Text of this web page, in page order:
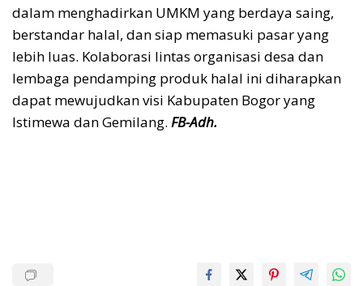
dalam menghadirkan UMKM yang berdaya saing,
berstandar halal, dan siap memasuki pasar yang
lebih luas. Kolaborasi lintas organisasi desa dan
lembaga pendamping produk halal ini diharapkan
dapat mewujudkan visi Kabupaten Bogor yang
Istimewa dan Gemilang. FB-Adh.